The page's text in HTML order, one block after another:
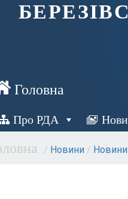
Про РДА
/ Новини / Новини